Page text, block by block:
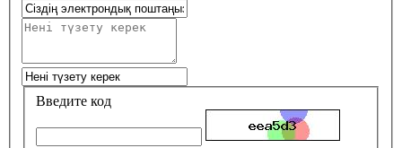
Введите код